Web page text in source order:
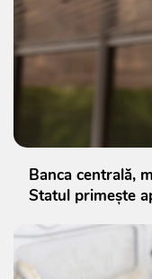
Banca centrală,
Statul primește